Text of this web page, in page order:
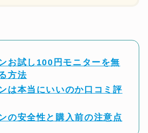
お試し100円モニターを無
方法
は本当にいいのか口コミ評
の安全性と購入前の注意点